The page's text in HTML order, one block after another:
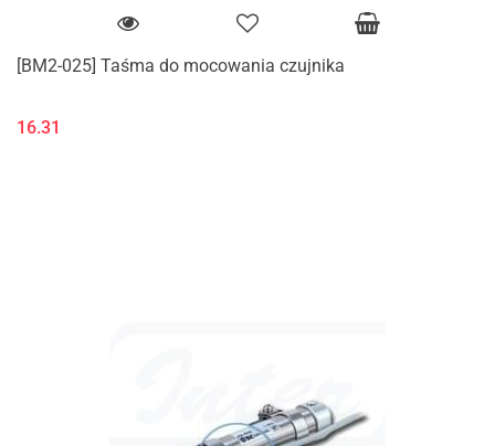
[BM2-025] Taśma do mocowania czujnika
16.31